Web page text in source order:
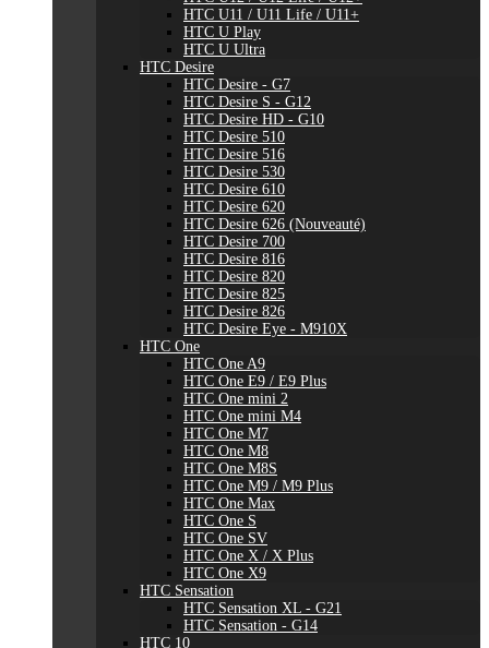
HTC U11 / U11 Life / U11+
HTC U Play
HTC U Ultra
HTC Desire
HTC Desire - G7
HTC Desire S - G12
HTC Desire HD - G10
HTC Desire 510
HTC Desire 516
HTC Desire 530
HTC Desire 610
HTC Desire 620
HTC Desire 626 (Nouveauté)
HTC Desire 700
HTC Desire 816
HTC Desire 820
HTC Desire 825
HTC Desire 826
HTC Desire Eye - M910X
HTC One
HTC One A9
HTC One E9 / E9 Plus
HTC One mini 2
HTC One mini M4
HTC One M7
HTC One M8
HTC One M8S
HTC One M9 / M9 Plus
HTC One Max
HTC One S
HTC One SV
HTC One X / X Plus
HTC One X9
HTC Sensation
HTC Sensation XL - G21
HTC Sensation - G14
HTC 10